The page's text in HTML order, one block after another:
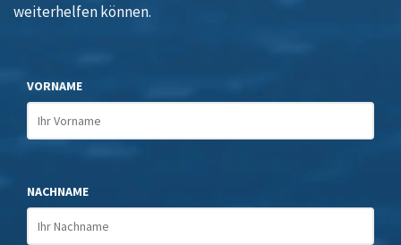
weiterhelfen können.
VORNAME
NACHNAME